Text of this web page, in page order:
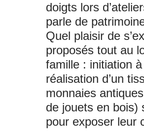
doigts lors
parle de
Quel plaisir de
proposés tout au
famille : initiation
réalisation d’un
monnaies
de jouets en bois)
pour exposer leur